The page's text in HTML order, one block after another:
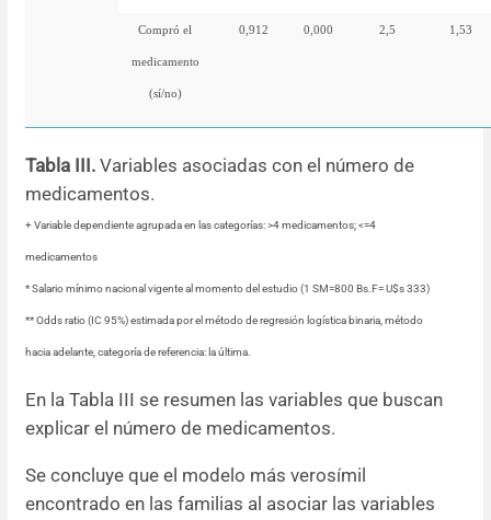
Compró el
medicamento
(sí/no)
0,912 0,000 2,5 1,53
Tabla III. Variables asociadas con el número de
medicamentos.
+ Variable dependiente agrupada en las categorías: >4 medicamentos; <=4
medicamentos
* Salario mínimo nacional vigente al momento del estudio (1 SM=800 Bs.F= U$s 333)
** Odds ratio (IC 95%) estimada por el método de regresión logística binaria, método
hacia adelante, categoría de referencia: la última.
En la Tabla III se resumen las variables que buscan
explicar el número de medicamentos.
Se concluye que el modelo más verosímil
encontrado en las familias al asociar las variables